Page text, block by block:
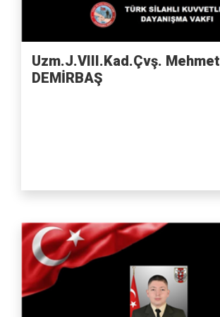
Uzm.J.VIII.Kad.Çvş. Mehmet
DEMİRBAŞ